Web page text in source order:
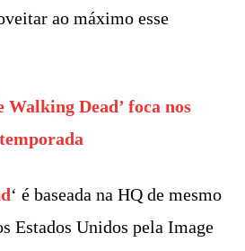
ao máximo esse
Walking Dead’ foca nos
‘ é baseada na HQ de mesmo
Estados Unidos pela Image